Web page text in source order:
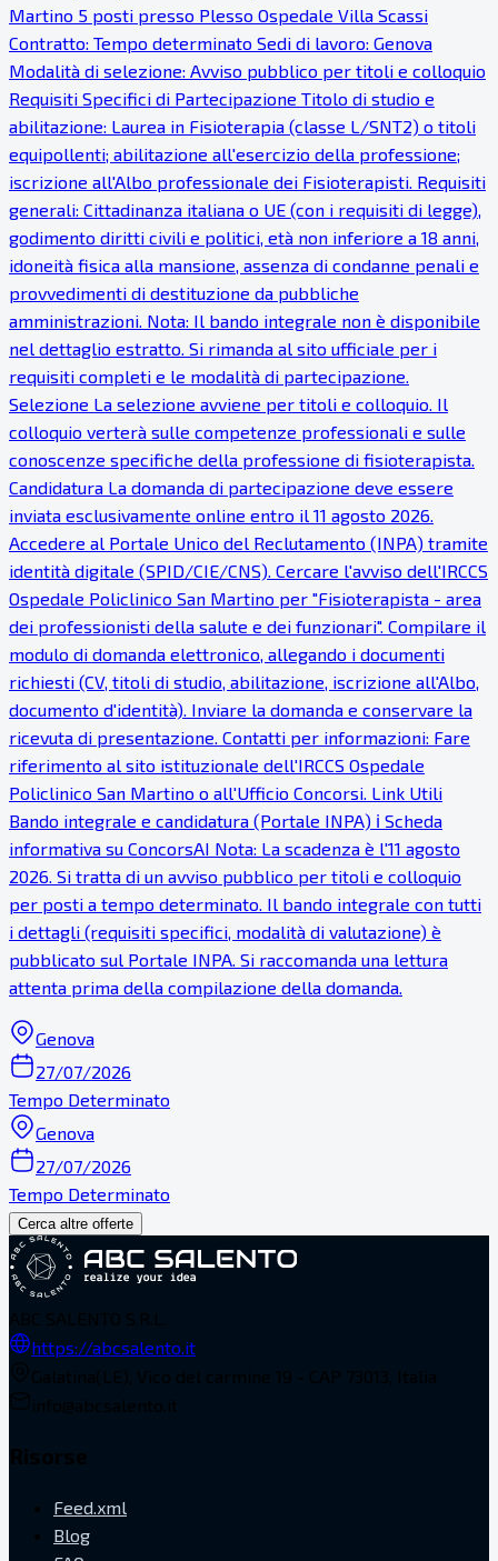
Martino 5 posti presso Plesso Ospedale Villa Scassi
Contratto: Tempo determinato Sedi di lavoro: Genova
Modalità di selezione: Avviso pubblico per titoli e colloquio
Requisiti Specifici di Partecipazione Titolo di studio e
abilitazione: Laurea in Fisioterapia (classe L/SNT2) o titoli
equipollenti; abilitazione all'esercizio della professione;
iscrizione all'Albo professionale dei Fisioterapisti. Requisiti
generali: Cittadinanza italiana o UE (con i requisiti di legge),
godimento diritti civili e politici, età non inferiore a 18 anni,
idoneità fisica alla mansione, assenza di condanne penali e
provvedimenti di destituzione da pubbliche
amministrazioni. Nota: Il bando integrale non è disponibile
nel dettaglio estratto. Si rimanda al sito ufficiale per i
requisiti completi e le modalità di partecipazione.
Selezione La selezione avviene per titoli e colloquio. Il
colloquio verterà sulle competenze professionali e sulle
conoscenze specifiche della professione di fisioterapista.
Candidatura La domanda di partecipazione deve essere
inviata esclusivamente online entro il 11 agosto 2026.
Accedere al Portale Unico del Reclutamento (INPA) tramite
identità digitale (SPID/CIE/CNS). Cercare l'avviso dell'IRCCS
Ospedale Policlinico San Martino per "Fisioterapista - area
dei professionisti della salute e dei funzionari". Compilare il
modulo di domanda elettronico, allegando i documenti
richiesti (CV, titoli di studio, abilitazione, iscrizione all'Albo,
documento d'identità). Inviare la domanda e conservare la
ricevuta di presentazione. Contatti per informazioni: Fare
riferimento al sito istituzionale dell'IRCCS Ospedale
Policlinico San Martino o all'Ufficio Concorsi. Link Utili
Bando integrale e candidatura (Portale INPA) ℹ Scheda
informativa su ConcorsAI Nota: La scadenza è l'11 agosto
2026. Si tratta di un avviso pubblico per titoli e colloquio
per posti a tempo determinato. Il bando integrale con tutti
i dettagli (requisiti specifici, modalità di valutazione) è
pubblicato sul Portale INPA. Si raccomanda una lettura
attenta prima della compilazione della domanda.
Genova
27/07/2026
Tempo Determinato
Genova
27/07/2026
Tempo Determinato
Cerca altre offerte
https://abcsalento.it
Feed.xml
Blog